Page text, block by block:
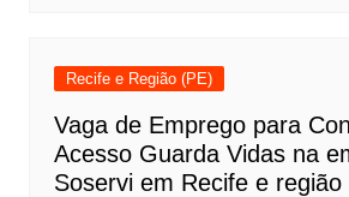
Recife e Região (PE)
Vaga de Emprego para
Acesso Guarda Vidas na
Soservi em Recife e